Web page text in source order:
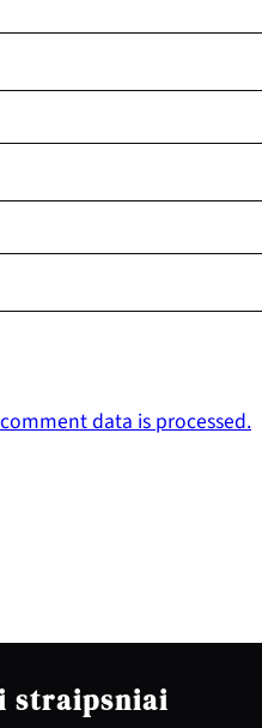
data is processed.
straipsniai